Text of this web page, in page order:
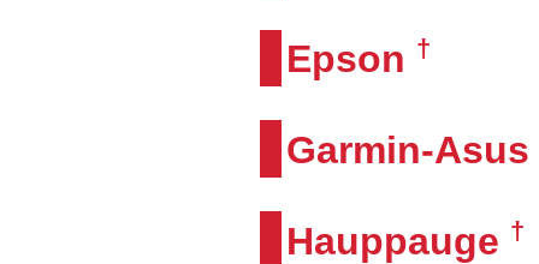
Epson †
Garmin-Asus
Hauppauge †